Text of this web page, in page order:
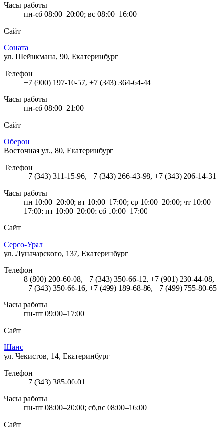
Часы работы
пн-сб 08:00–20:00; вс 08:00–16:00
Сайт
Соната
ул. Шейнкмана, 90, Екатеринбург
Телефон
+7 (900) 197-10-57, +7 (343) 364-64-44
Часы работы
пн-сб 08:00–21:00
Сайт
Оберон
Восточная ул., 80, Екатеринбург
Телефон
+7 (343) 311-15-96, +7 (343) 266-43-98, +7 (343) 206-14-31
Часы работы
пн 10:00–20:00; вт 10:00–17:00; ср 10:00–20:00; чт 10:00–
17:00; пт 10:00–20:00; сб 10:00–17:00
Сайт
Серсо-Урал
ул. Луначарского, 137, Екатеринбург
Телефон
8 (800) 200-60-08, +7 (343) 350-66-12, +7 (901) 230-44-08,
+7 (343) 350-66-16, +7 (499) 189-68-86, +7 (499) 755-80-65
Часы работы
пн-пт 09:00–17:00
Сайт
Шанс
ул. Чекистов, 14, Екатеринбург
Телефон
+7 (343) 385-00-01
Часы работы
пн-пт 08:00–20:00; сб,вс 08:00–16:00
Сайт